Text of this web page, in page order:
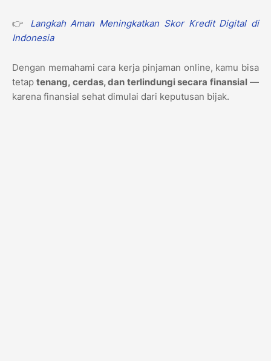
👉 Langkah Aman Meningkatkan Skor Kredit Digital di
Indonesia
Dengan memahami cara kerja pinjaman online, kamu bisa
tetaptenang, cerdas, dan terlindungi secara finansial—
karena finansial sehat dimulai dari keputusan bijak.